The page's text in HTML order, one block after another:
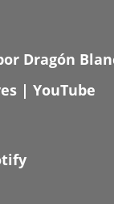
Dragón
| YouTube